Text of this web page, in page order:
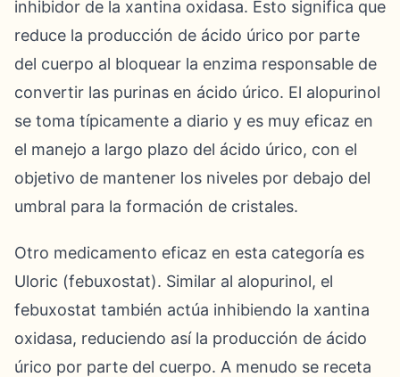
inhibidor de la xantina oxidasa. Esto significa que
reduce la producción de ácido úrico por parte
del cuerpo al bloquear la enzima responsable de
convertir las purinas en ácido úrico. El alopurinol
se toma típicamente a diario y es muy eficaz en
el manejo a largo plazo del ácido úrico, con el
objetivo de mantener los niveles por debajo del
umbral para la formación de cristales.
Otro medicamento eficaz en esta categoría es
Uloric (febuxostat). Similar al alopurinol, el
febuxostat también actúa inhibiendo la xantina
oxidasa, reduciendo así la producción de ácido
úrico por parte del cuerpo. A menudo se receta